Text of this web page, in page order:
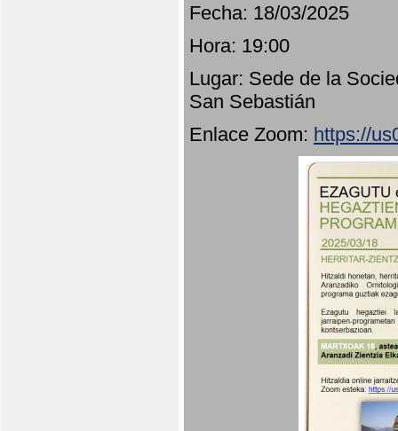
Fecha: 18/03/2025
Hora: 19:00
Lugar: Sede de la
San Sebastián
Enlace Zoom: https://